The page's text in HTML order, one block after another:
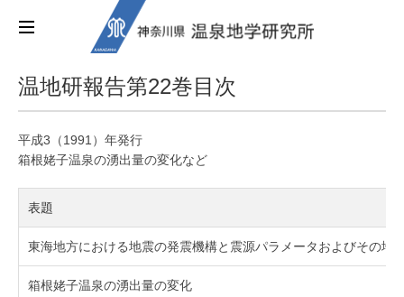
温地研報告第22巻目次
平成3（1991）年発行
箱根姥子温泉の湧出量の変化など
表題
東海地方における地震の発震機構と震源パラメータおよびその地
箱根姥子温泉の湧出量の変化